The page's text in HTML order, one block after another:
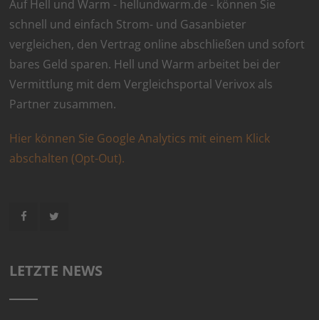
Auf Hell und Warm - hellundwarm.de - können Sie
schnell und einfach Strom- und Gasanbieter
vergleichen, den Vertrag online abschließen und sofort
bares Geld sparen. Hell und Warm arbeitet bei der
Vermittlung mit dem Vergleichsportal Verivox als
Partner zusammen.
Hier können Sie Google Analytics mit einem Klick
abschalten (Opt-Out).
LETZTE NEWS